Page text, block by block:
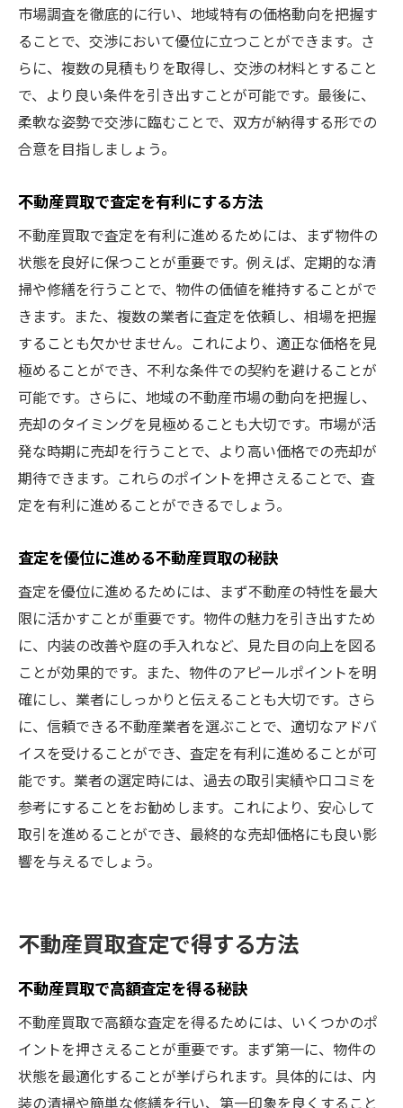
市場調査を徹底的に行い、地域特有の価格動向を把握す
ることで、交渉において優位に立つことができます。さ
らに、複数の見積もりを取得し、交渉の材料とすること
で、より良い条件を引き出すことが可能です。最後に、
柔軟な姿勢で交渉に臨むことで、双方が納得する形での
合意を目指しましょう。
不動産買取で査定を有利にする方法
不動産買取で査定を有利に進めるためには、まず物件の
状態を良好に保つことが重要です。例えば、定期的な清
掃や修繕を行うことで、物件の価値を維持することがで
きます。また、複数の業者に査定を依頼し、相場を把握
することも欠かせません。これにより、適正な価格を見
極めることができ、不利な条件での契約を避けることが
可能です。さらに、地域の不動産市場の動向を把握し、
売却のタイミングを見極めることも大切です。市場が活
発な時期に売却を行うことで、より高い価格での売却が
期待できます。これらのポイントを押さえることで、査
定を有利に進めることができるでしょう。
査定を優位に進める不動産買取の秘訣
査定を優位に進めるためには、まず不動産の特性を最大
限に活かすことが重要です。物件の魅力を引き出すため
に、内装の改善や庭の手入れなど、見た目の向上を図る
ことが効果的です。また、物件のアピールポイントを明
確にし、業者にしっかりと伝えることも大切です。さら
に、信頼できる不動産業者を選ぶことで、適切なアドバ
イスを受けることができ、査定を有利に進めることが可
能です。業者の選定時には、過去の取引実績や口コミを
参考にすることをお勧めします。これにより、安心して
取引を進めることができ、最終的な売却価格にも良い影
響を与えるでしょう。
不動産買取査定で得する方法
不動産買取で高額査定を得る秘訣
不動産買取で高額な査定を得るためには、いくつかのポ
イントを押さえることが重要です。まず第一に、物件の
状態を最適化することが挙げられます。具体的には、内
装の清掃や簡単な修繕を行い、第一印象を良くすること